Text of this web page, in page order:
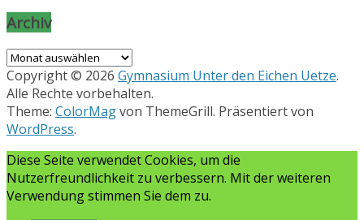
Archiv
Archiv
Copyright © 2026 Gymnasium Unter den Eichen Uetze.
Alle Rechte vorbehalten.
Theme: ColorMagvon ThemeGrill. Präsentiert von
WordPress.
Diese Seite verwendet Cookies, um die
Nutzerfreundlichkeit zu verbessern. Mit der weiteren
Verwendung stimmen Sie dem zu.